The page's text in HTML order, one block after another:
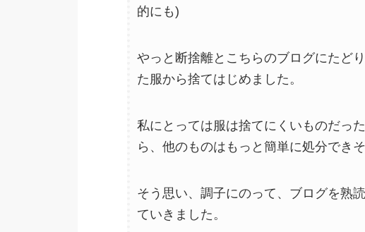
的にも)
やっと断捨離とこちらのブログにたど
た服から捨てはじめました。
私にとっては服は捨てにくいものだっ
ら、他のものはもっと簡単に処分できそ
そう思い、調子にのって、ブログを熟
ていきました。